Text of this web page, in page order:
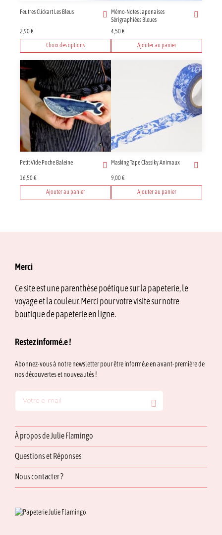
Feutres Clickart Les Bleus
2,90€
Choix des options
produit
a
plusieurs
variations.
Les
options
peuvent
être
choisies
la
page
du
Mémo-Notes Japonaises
Sérigraphiées Bleues
4,50€
Ajouter au panier
Petit Vide Poche Baleine
16,50€
Ajouter au panier
Masking Tape Classiky Animaux
9,00€
Ajouter au panier
Merci
Ce site est une parenthèse poétique sur la papeterie, le
voyage et la couleur. Merci pour votre visite sur notre
boutique de papeterie en ligne.
Restez informé.e !
Abonnez-vous à notre newsletter pour être informé.e en avant-première de
nos découvertes et nouveautés !
À propos de Julie Flamingo
Questions et Réponses
Nous contacter ?